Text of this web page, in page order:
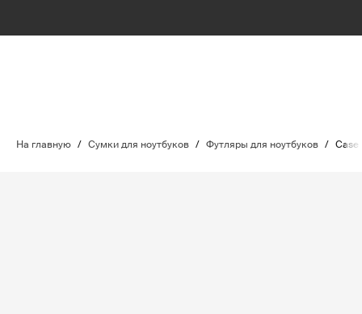
На главную / Сумки для ноутбуков / Футляры для ноутбуков / Case